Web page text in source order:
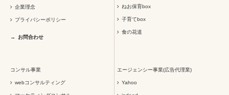
企業理念
プライバシーポリシー
お問合わせ
ねお保育box
子育てbox
食の花道
コンサル事業
webコンサルティング
エージェンシー事業(広告代理業)
Yahoo